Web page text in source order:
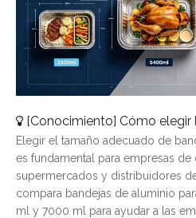
[Conocimiento] Cómo elegir la bandeja de aluminio para
Elegir el tamaño adecuado de
es fundamental para empresas de
supermercados y distribuidores
compara bandejas de aluminio
ml y 7000 ml para ayudar a las